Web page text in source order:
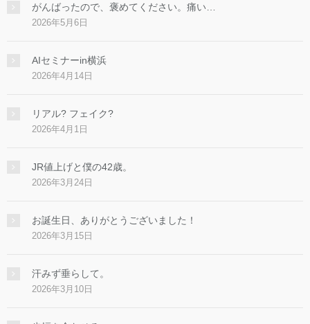
がんばったので、褒めてください。痛い…
2026年5月6日
AIセミナーin横浜
2026年4月14日
リアル? フェイク?
2026年4月1日
JR値上げと僕の42歳。
2026年3月24日
お誕生日、ありがとうございました！
2026年3月15日
汗みず垂らして。
2026年3月10日